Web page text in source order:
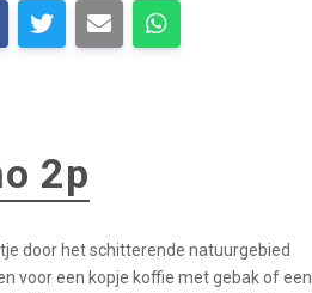
2p
door het schitterende natuurgebied
voor een kopje koffie met gebak of een